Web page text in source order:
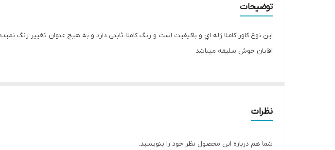
توضیحات
اين نوع کاور کاملا ژله اي و باکيفيت است و رنگ کاملا ثابتي دارد و به هيچ عنوان تغيير
اقايان خوش سليقه ميباشد
نظرات
شما هم درباره این محصول نظر خود را بنویسید.